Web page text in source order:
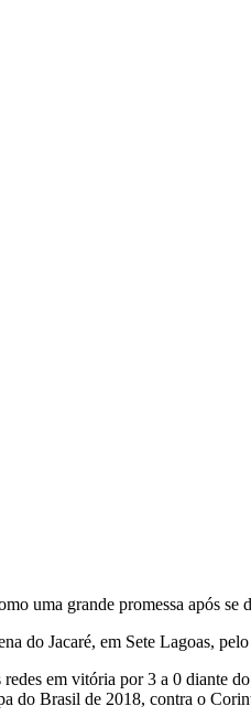
uma grande promessa após se
do Jacaré, em Sete Lagoas,
em vitória por 3 a 0 diante
Brasil de 2018, contra o